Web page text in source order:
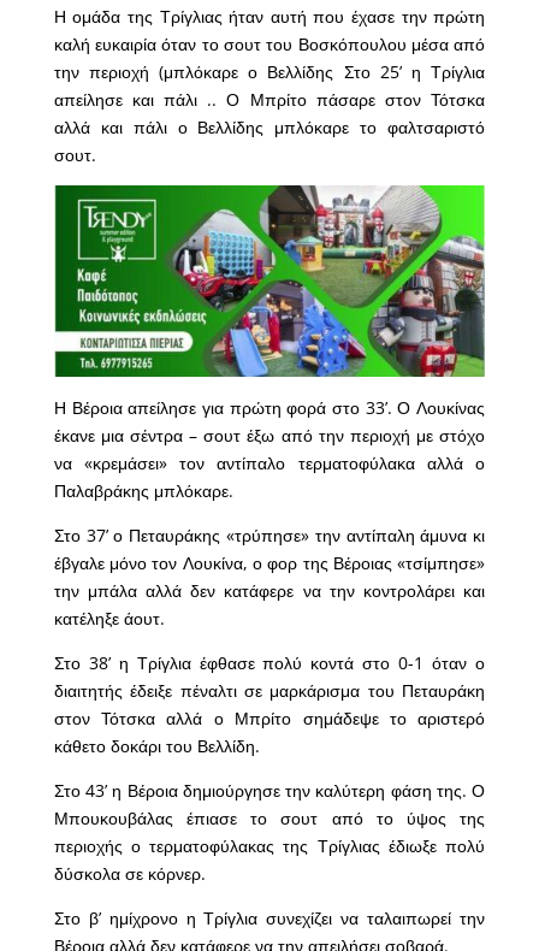
Η ομάδα της Τρίγλιας ήταν αυτή που έχασε την πρώτη
καλή ευκαιρία όταν το σουτ του Βοσκόπουλου μέσα από
την περιοχή (μπλόκαρε ο Βελλίδης Στο 25’ η Τρίγλια
απείλησε και πάλι .. Ο Μπρίτο πάσαρε στον Τότσκα
αλλά και πάλι ο Βελλίδης μπλόκαρε το φαλτσαριστό
σουτ.
Η Βέροια απείλησε για πρώτη φορά στο 33’. Ο Λουκίνας
έκανε μια σέντρα – σουτ έξω από την περιοχή με στόχο
να «κρεμάσει» τον αντίπαλο τερματοφύλακα αλλά ο
Παλαβράκης μπλόκαρε.
Στο 37’ ο Πεταυράκης «τρύπησε» την αντίπαλη άμυνα κι
έβγαλε μόνο τον Λουκίνα, ο φορ της Βέροιας «τσίμπησε»
την μπάλα αλλά δεν κατάφερε να την κοντρολάρει και
κατέληξε άουτ.
Στο 38’ η Τρίγλια έφθασε πολύ κοντά στο 0-1 όταν ο
διαιτητής έδειξε πέναλτι σε μαρκάρισμα του Πεταυράκη
στον Τότσκα αλλά ο Μπρίτο σημάδεψε το αριστερό
κάθετο δοκάρι του Βελλίδη.
Στο 43’ η Βέροια δημιούργησε την καλύτερη φάση της. Ο
Μπουκουβάλας έπιασε το σουτ από το ύψος της
περιοχής ο τερματοφύλακας της Τρίγλιας έδιωξε πολύ
δύσκολα σε κόρνερ.
Στο β’ ημίχρονο η Τρίγλια συνεχίζει να ταλαιπωρεί την
Βέροια αλλά δεν κατάφερε να την απειλήσει σοβαρά.